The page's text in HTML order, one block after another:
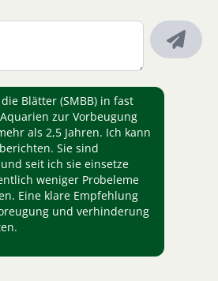
Blätter (SMBB) in fast
zur Vorbeugung
als 2,5 Jahren. Ich kann
Sie sind
seit ich sie einsetze
weniger Probeleme
Eine klare Empfehlung
und verhinderung